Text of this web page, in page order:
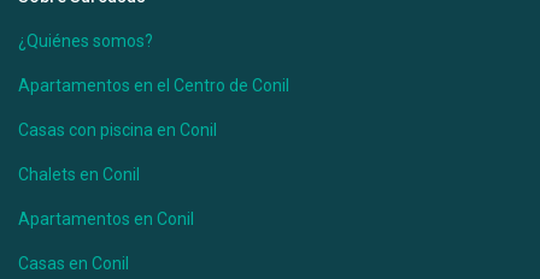
¿Quiénes somos?
Apartamentos en el Centro de Conil
Casas con piscina en Conil
Chalets en Conil
Apartamentos en Conil
Casas en Conil